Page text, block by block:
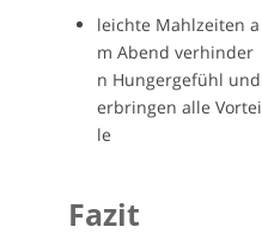
leichte Mahlzeiten a
m Abend verhinder
n Hungergefühl und
erbringen alle Vortei
le
Fazit